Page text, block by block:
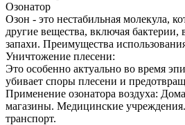
Озонатор
Озон - это нестабильная молекула,
другие вещества, включая бактерии,
запахи. Преимущества
Уничтожение плесени:
Это особенно актуально во время
убивает споры плесени и
Применение озонатора воздуха:
магазины. Медицинские
транспорт.